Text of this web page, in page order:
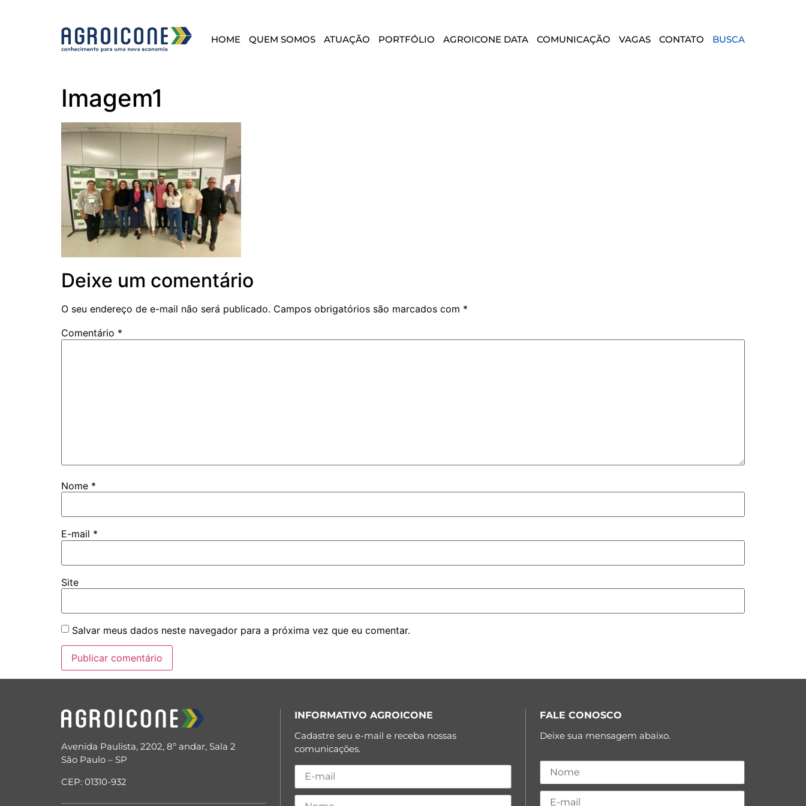
HOME QUEM SOMOS ATUAÇÃO PORTFÓLIO AGROICONE DATA COMUNICAÇÃO VAGAS CONTATO BUSCA
Imagem1
Deixe um comentário
O seu endereço de e-mail não será publicado. Campos obrigatórios são marcados com *
Comentário *
Nome *
E-mail *
Site
Salvar meus dados neste navegador para a próxima vez que eu comentar.
Avenida Paulista, 2202, 8º andar, Sala 2
São Paulo – SP
CEP: 01310-932
INFORMATIVO AGROICONE
Cadastre seu e-mail e receba nossas
comunicações.
FALE CONOSCO
Deixe sua mensagem abaixo.